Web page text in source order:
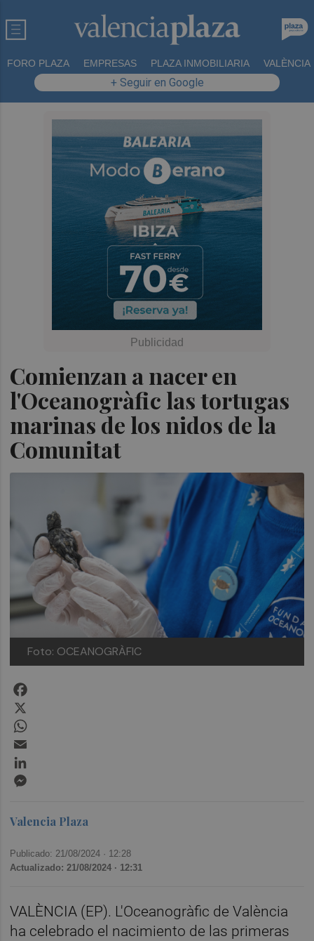
FORO PLAZA EMPRESAS PLAZA INMOBILIARIA VALÈNCIA
+ Seguir en Google
Comienzan a nacer en
l'Oceanogràfic las tortugas
marinas de los nidos de la
Comunitat
Foto: OCEANOGRÀFIC
Valencia Plaza
Publicado: 21/08/2024 · 12:28
Actualizado: 21/08/2024 · 12:31
VALÈNCIA (EP). L'Oceanogràfic de València
ha celebrado el nacimiento de las primeras